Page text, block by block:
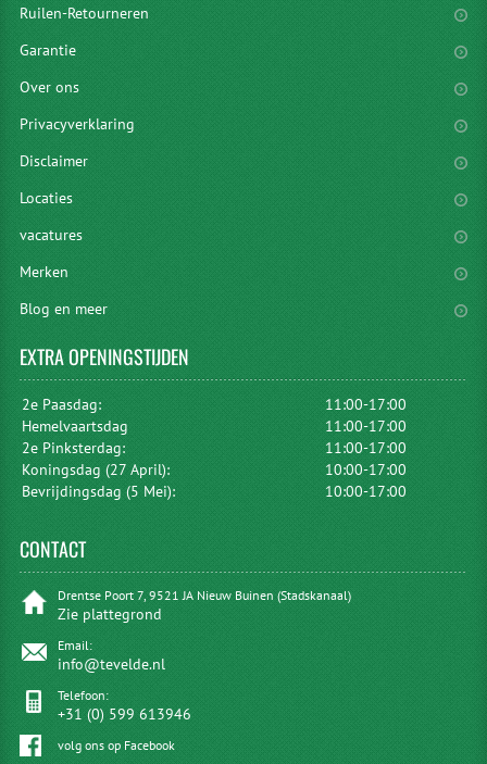
Ruilen-Retourneren
Garantie
Over ons
Privacyverklaring
Disclaimer
Locaties
vacatures
Merken
Blog en meer
EXTRAOPENINGSTIJDEN
2e Paasdag:
11:00-17:00
Hemelvaartsdag
11:00-17:00
2e Pinksterdag:
11:00-17:00
Koningsdag (27 April):
10:00-17:00
Bevrijdingsdag (5 Mei):
10:00-17:00
CONTACT
Drentse Poort 7, 9521 JA Nieuw Buinen (Stadskanaal)
Zie plattegrond
Email:
info@tevelde.nl
Telefoon:
+31 (0) 599 613946
volg ons op Facebook